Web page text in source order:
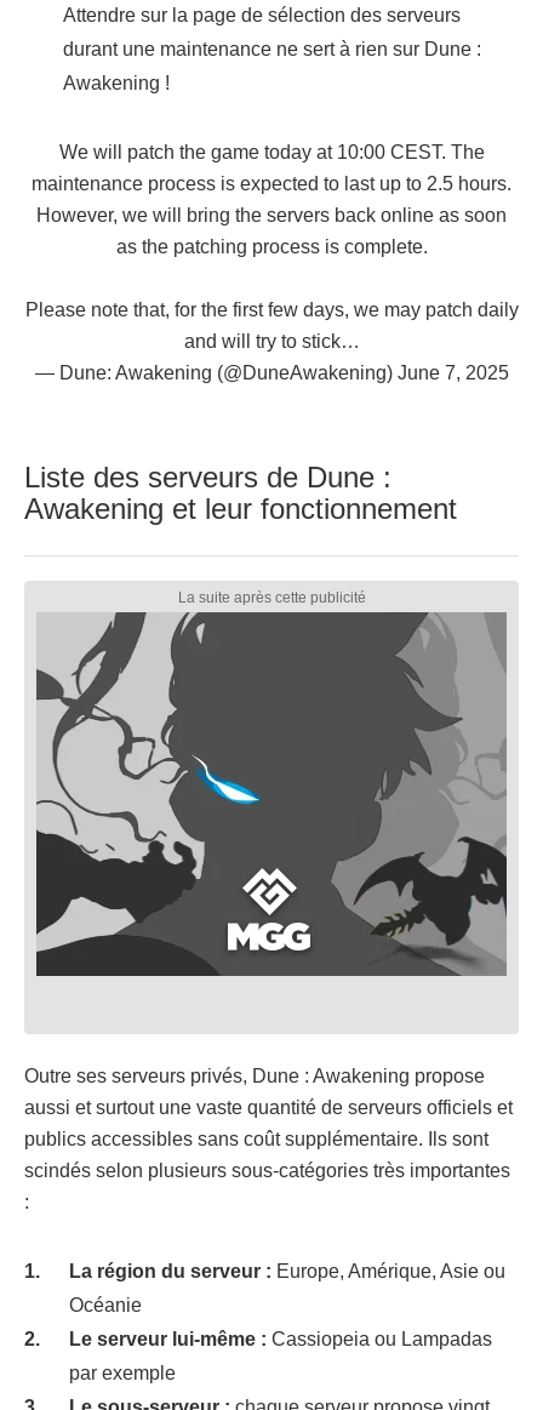
Attendre sur la page de sélection des serveurs
durant une maintenance ne sert à rien sur Dune :
Awakening !
We will patch the game today at 10:00 CEST. The
maintenance process is expected to last up to 2.5 hours.
However, we will bring the servers back online as soon
as the patching process is complete.
Please note that, for the first few days, we may patch daily
and will try to stick…
— Dune: Awakening (@DuneAwakening) June 7, 2025
Liste des serveurs de Dune :
Awakening et leur fonctionnement
Outre ses serveurs privés, Dune : Awakening propose
aussi et surtout une vaste quantité de serveurs officiels et
publics accessibles sans coût supplémentaire. Ils sont
scindés selon plusieurs sous-catégories très importantes
:
La région du serveur : Europe, Amérique, Asie ou
Océanie
Le serveur lui-même : Cassiopeia ou Lampadas
par exemple